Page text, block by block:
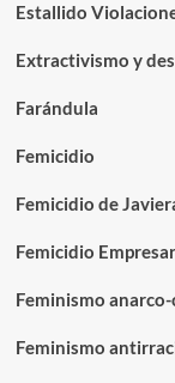
Estallido
Extractivismo y
Farándula
Femicidio
Femicidio de
Femicidio
Feminismo
Feminismo